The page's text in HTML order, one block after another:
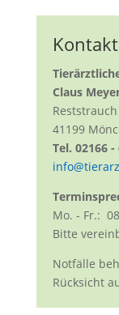
Kontakt
Claus
41199
Tel. 02166 -
Mo. - Fr.:
Bitte
Notfälle
Rücksicht